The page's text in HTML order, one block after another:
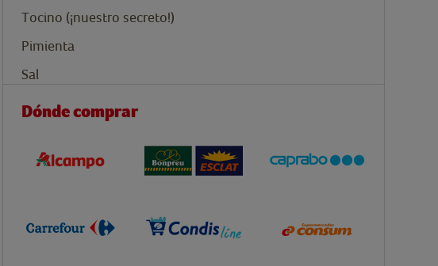
Tocino (¡nuestro secreto!)
Pimienta
Sal
Dónde comprar